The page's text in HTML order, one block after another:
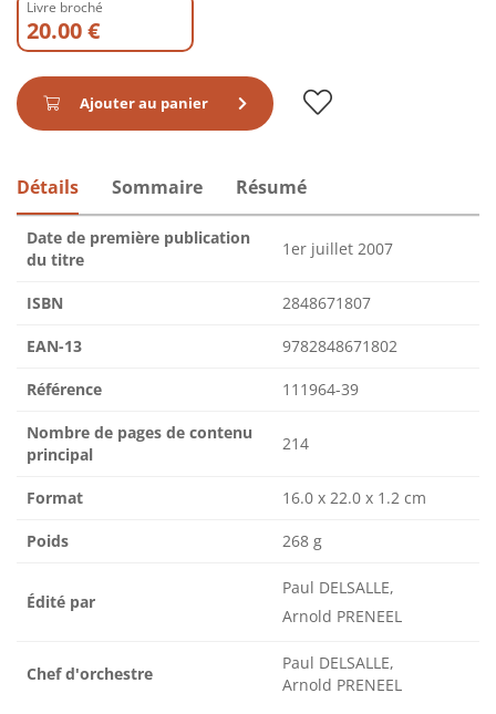
Livre broché
20.00 €
Ajouter au panier
Détails Sommaire Résumé
Date de première publication
du titre
1er juillet 2007
ISBN 2848671807
EAN-13 9782848671802
Référence 111964-39
Nombre de pages de contenu
principal
214
Format 16.0 x 22.0 x 1.2 cm
Poids 268 g
Édité par
Paul DELSALLE,
Arnold PRENEEL
Chef d'orchestre
Paul DELSALLE,
Arnold PRENEEL